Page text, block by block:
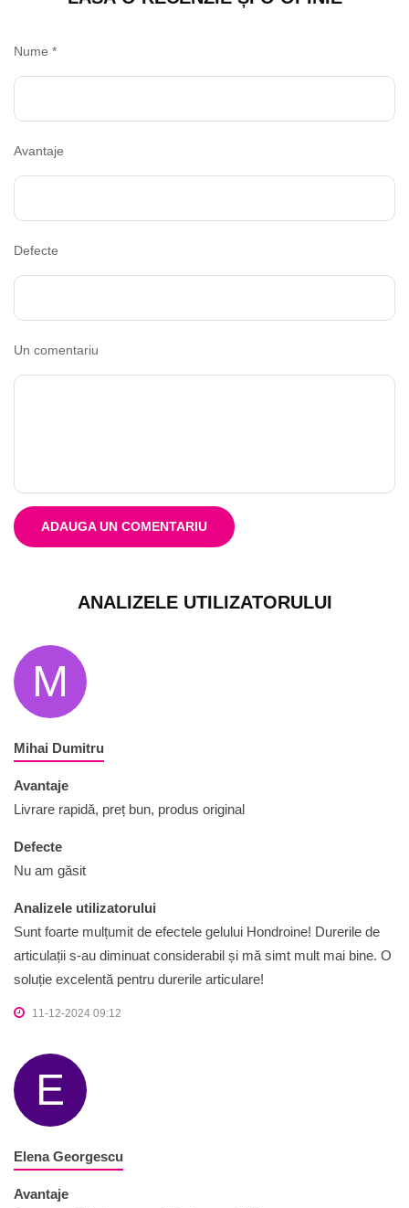
Nume *
Avantaje
Defecte
Un comentariu
ADAUGA UN COMENTARIU
ANALIZELE UTILIZATORULUI
M
Mihai Dumitru
Avantaje
Livrare rapidă, preț bun, produs original
Defecte
Nu am găsit
Analizele utilizatorului
Sunt foarte mulțumit de efectele gelului Hondroine! Durerile de
articulații s-au diminuat considerabil și mă simt mult mai bine. O
soluție excelentă pentru durerile articulare!
11-12-2024 09:12
E
Elena Georgescu
Avantaje